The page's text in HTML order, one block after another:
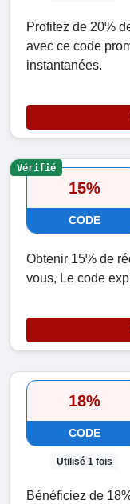
Profitez de 20%
avec ce code
instantanées.
15%
CODE
Obtenir 15% de
vous, Le code
Vérifié
18%
CODE
Utilisé 1 fois
Bénéficiez de